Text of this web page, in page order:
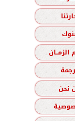
الزمــان
نحن